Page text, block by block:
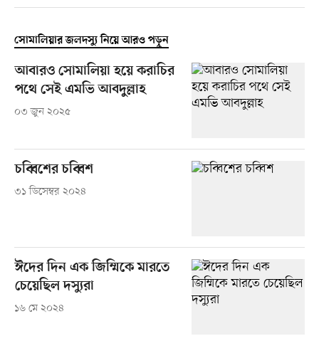
সোমালিয়ার জলদস্যু নিয়ে আরও পড়ুন
আবারও সোমালিয়া হয়ে করাচির
পথে সেই এমভি আবদুল্লাহ
০৩ জুন ২০২৫
চব্বিশের চব্বিশ
৩১ ডিসেম্বর ২০২৪
ঈদের দিন এক জিম্মিকে মারতে
চেয়েছিল দস্যুরা
১৬ মে ২০২৪